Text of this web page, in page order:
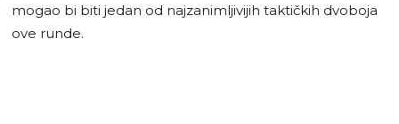
mogao bi biti jedan od najzanimljivijih taktičkih dvoboja
ove runde.